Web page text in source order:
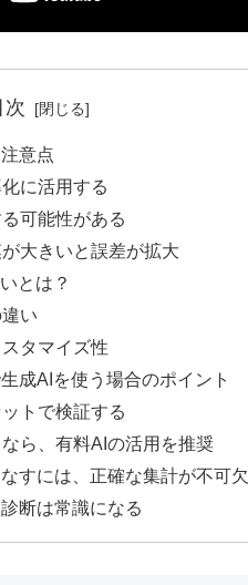
次
意点
に活用する
可能性がある
大きいと誤差が拡大
とは？
い
タマイズ性
成AIを使う場合のポイント
トで検証する
ら、有料AIの活用を推奨
すには、正確な集計が不可欠
断は常識になる